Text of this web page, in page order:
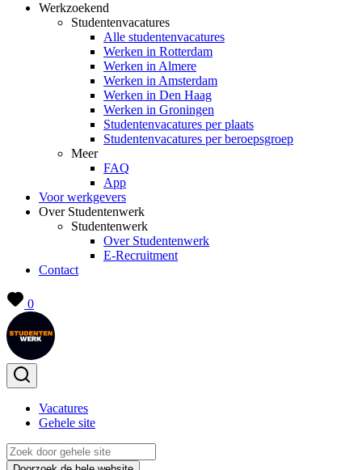
Werkzoekend
Studentenvacatures
Alle studentenvacatures
Werken in Rotterdam
Werken in Almere
Werken in Amsterdam
Werken in Den Haag
Werken in Groningen
Studentenvacatures per plaats
Studentenvacatures per beroepsgroep
Meer
FAQ
App
Voor werkgevers
Over Studentenwerk
Studentenwerk
Over Studentenwerk
E-Recruitment
Contact
0
Vacatures
Gehele site